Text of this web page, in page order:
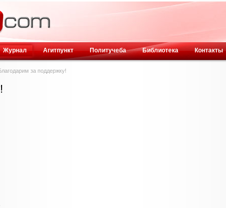
Журнал Агитпункт Политучеба Библиотека Контакты
за поддержку!